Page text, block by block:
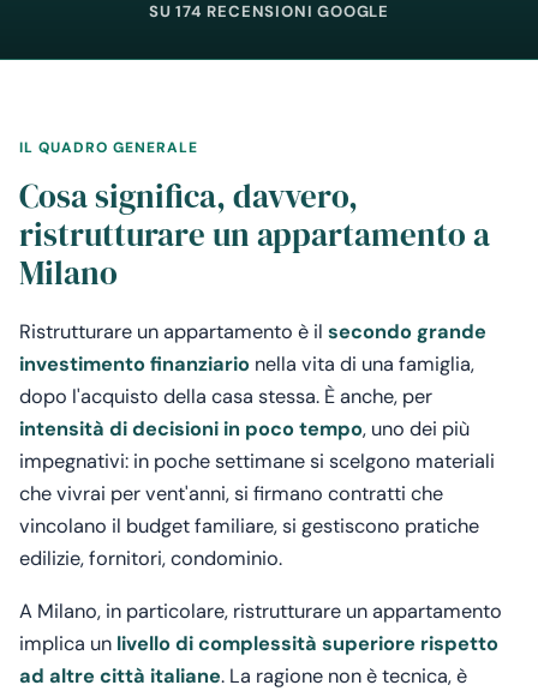
SU 174 RECENSIONI GOOGLE
IL QUADRO GENERALE
Cosa significa, davvero,
ristrutturare un appartamento a
Milano
Ristrutturare un appartamento è il secondo grande
investimento finanziario nella vita di una famiglia,
dopo l'acquisto della casa stessa. È anche, per
intensità di decisioni in poco tempo, uno dei più
impegnativi: in poche settimane si scelgono materiali
che vivrai per vent'anni, si firmano contratti che
vincolano il budget familiare, si gestiscono pratiche
edilizie, fornitori, condominio.
A Milano, in particolare, ristrutturare un appartamento
implica un livello di complessità superiore rispetto
ad altre città italiane. La ragione non è tecnica, è